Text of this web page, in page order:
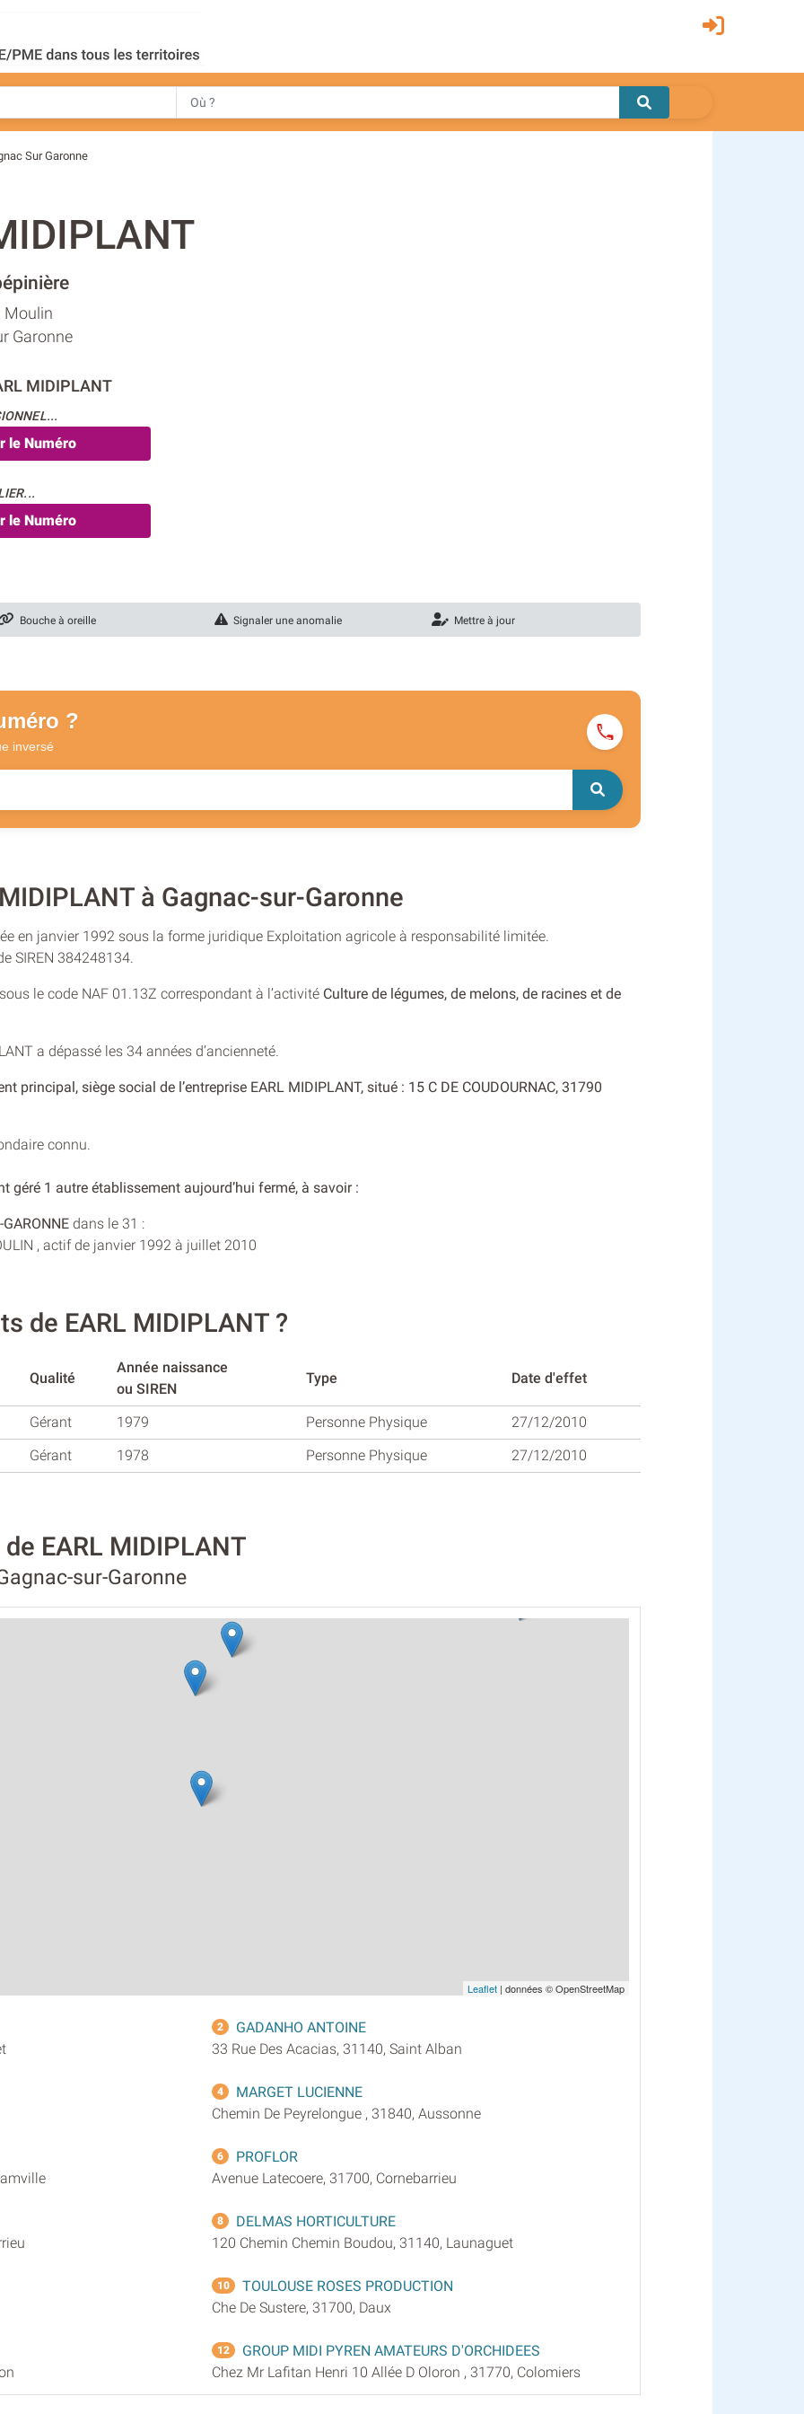
Sur Garonne
Moulin
Garonne
MIDIPLANT
le Numéro
le Numéro
Bouche à oreille Signaler une anomalie Mettre à jour
?
inversé
à Gagnac-sur-Garonne
en janvier 1992 sous la forme juridique Exploitation agricole à responsabilité limitée.
SIREN 384248134.
le code NAF 01.13Z correspondant à l’activité Culture de légumes, de melons, de racines et de
a dépassé les 34 années d’ancienneté.
principal, siège social de l’entreprise EARL MIDIPLANT, situé : 15 C DE COUDOURNAC, 31790
connu.
géré 1 autre établissement aujourd’hui fermé, à savoir :
GARONNE dans le 31 :
, actif de janvier 1992 à juillet 2010
de EARL MIDIPLANT ?
Qualité
Année naissance
ou SIREN
Type Date d'effet
Gérant 1979 Personne Physique
27/12/2010
Gérant
1978 Personne Physique 27/12/2010
EARL MIDIPLANT
sur-Garonne
Leaflet | données © OpenStreetMap
2
GADANHO ANTOINE
33 Rue Des Acacias, 31140, Saint Alban
4
MARGET LUCIENNE
Chemin De Peyrelongue , 31840, Aussonne
6
PROFLOR
Avenue Latecoere, 31700, Cornebarrieu
8
DELMAS HORTICULTURE
120 Chemin Chemin Boudou, 31140, Launaguet
10
TOULOUSE ROSES PRODUCTION
Che De Sustere, 31700, Daux
12
GROUP MIDI PYREN AMATEURS D'ORCHIDEES
Chez Mr Lafitan Henri 10 Allée D Oloron , 31770, Colomiers